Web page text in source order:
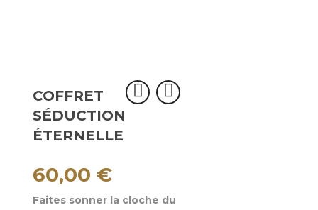
COFFRET
SÉDUCTION
ÉTERNELLE
60,00 €
Faites sonner la cloche du